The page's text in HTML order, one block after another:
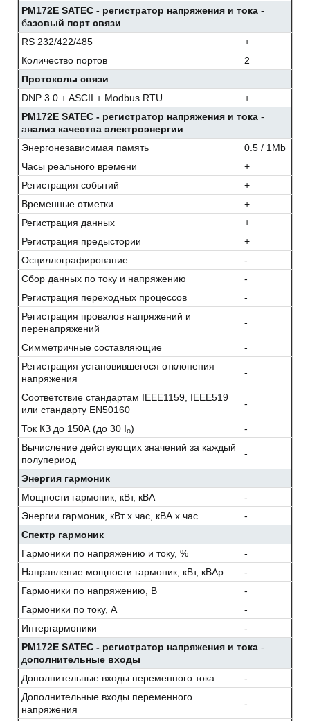
PM172E SATEC - регистратор напряжения и тока -
базовый порт связи
RS 232/422/485
+
Количество портов
2
Протоколы связи
DNP 3.0 + ASCII + Modbus RTU
+
PM172E SATEC - регистратор напряжения и тока -
анализ качества электроэнергии
Энергонезависимая память
0.5 / 1Mb
Часы реального времени
+
Регистрация событий
+
Временные отметки
+
Регистрация данных
+
Регистрация предыстории
+
Осциллографирование
-
Сбор данных по току и напряжению
-
Регистрация переходных процессов
-
Регистрация провалов напряжений и
перенапряжений
-
Симметричные составляющие
-
Регистрация установившегося отклонения
напряжения
-
Соответствие стандартам IEEE1159, IEEE519
или стандарту EN50160
-
Ток КЗ до 150А (до 30 Io)
-
Вычисление действующих значений за каждый
полупериод
-
Энергия гармоник
Мощности гармоник, кВт, кВА
-
Энергии гармоник, кВт х час, кВА х час
-
Спектр гармоник
Гармоники по напряжению и току, %
-
Направление мощности гармоник, кВт, кВАр
-
Гармоники по напряжению, В
-
Гармоники по току, А
-
Интергармоники
-
PM172E SATEC - регистратор напряжения и тока -
дополнительные входы
Дополнительные входы переменного тока
-
Дополнительные входы переменного
напряжения
-